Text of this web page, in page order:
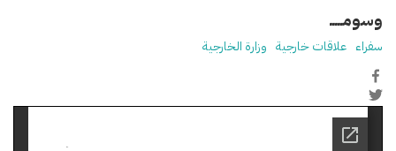
وسومـــــ
سفراء علاقات خارجية وزارة الخارجية